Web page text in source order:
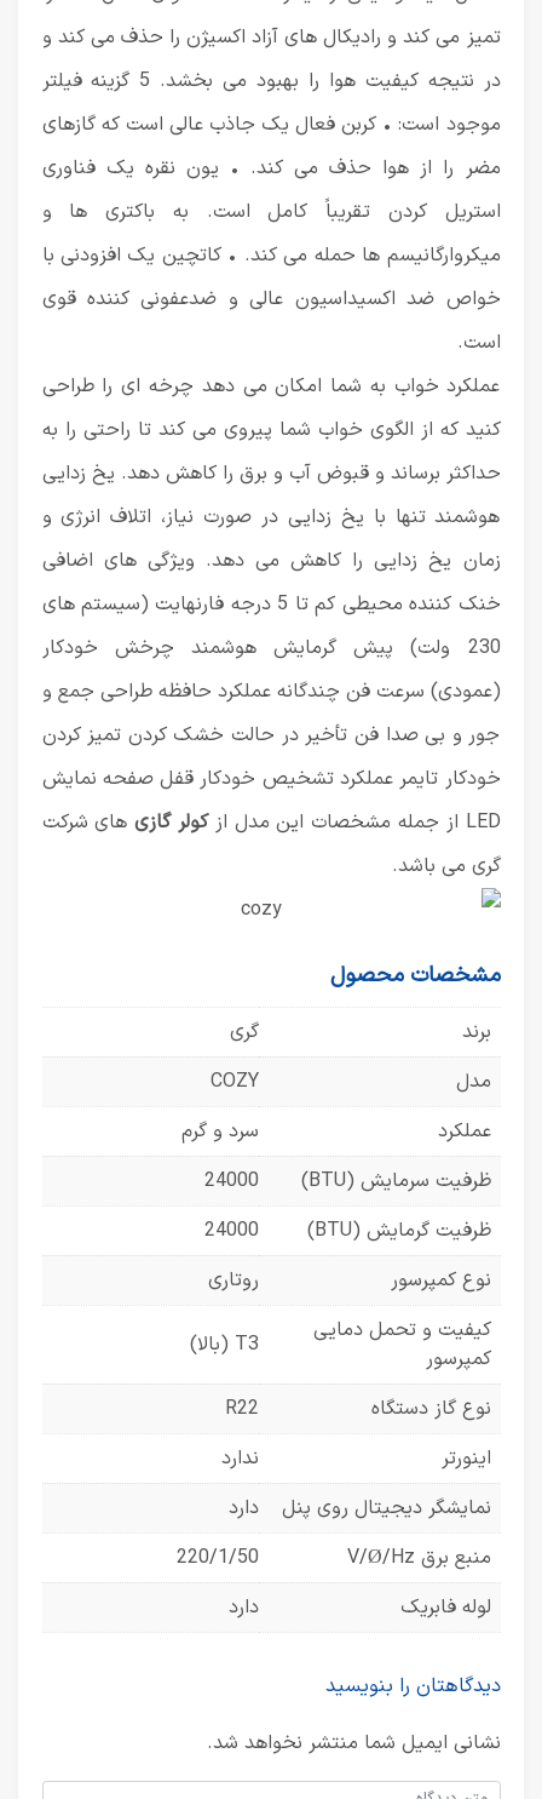
تمیز می کند و رادیکال های آزاد اکسیژن را حذف می کند و
در نتیجه کیفیت هوا را بهبود می بخشد. 5 گزینه فیلتر
موجود است: • کربن فعال یک جاذب عالی است که گازهای
مضر را از هوا حذف می کند. • یون نقره یک فناوری
استریل کردن تقریباً کامل است. به باکتری ها و
میکروارگانیسم ها حمله می کند. • کاتچین یک افزودنی با
خواص ضد اکسیداسیون عالی و ضدعفونی کننده قوی
است.
عملکرد خواب به شما امکان می دهد چرخه ای را طراحی
کنید که از الگوی خواب شما پیروی می کند تا راحتی را به
حداکثر برساند و قبوض آب و برق را کاهش دهد. یخ زدایی
هوشمند تنها با یخ زدایی در صورت نیاز، اتلاف انرژی و
زمان یخ زدایی را کاهش می دهد. ویژگی های اضافی
خنک کننده محیطی کم تا 5 درجه فارنهایت (سیستم های
230 ولت) پیش گرمایش هوشمند چرخش خودکار
(عمودی) سرعت فن چندگانه عملکرد حافظه طراحی جمع و
جور و بی صدا فن تأخیر در حالت خشک کردن تمیز کردن
خودکار تایمر عملکرد تشخیص خودکار قفل صفحه نمایش
LED از جمله مشخصات این مدل از
کولر گازیهای شرکت
گری می باشد.
مشخصات محصول
برند
گری
مدل
COZY
عملکرد
سرد و گرم
ظرفیت سرمایش (BTU)
24000
ظرفیت گرمایش (BTU)
24000
نوع کمپرسور
روتاری
کیفیت و تحمل دمایی
کمپرسور
T3 (بالا)
نوع گاز دستگاه
R22
اینورتر
ندارد
نمایشگر دیجیتال روی پنل
دارد
منبع برق V/Ø/Hz
220/1/50
لوله فابریک
دارد
دیدگاهتان را بنویسید
نشانی ایمیل شما منتشر نخواهد شد.